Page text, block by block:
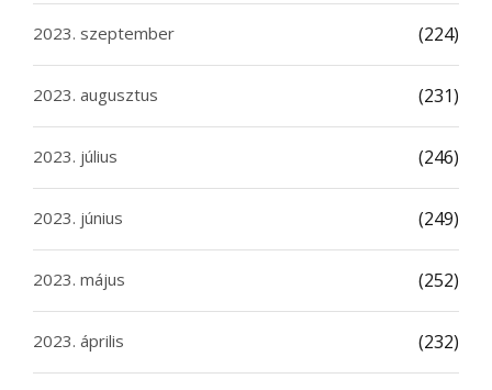
2023. szeptember (224)
2023. augusztus (231)
2023. július (246)
2023. június (249)
2023. május (252)
2023. április (232)